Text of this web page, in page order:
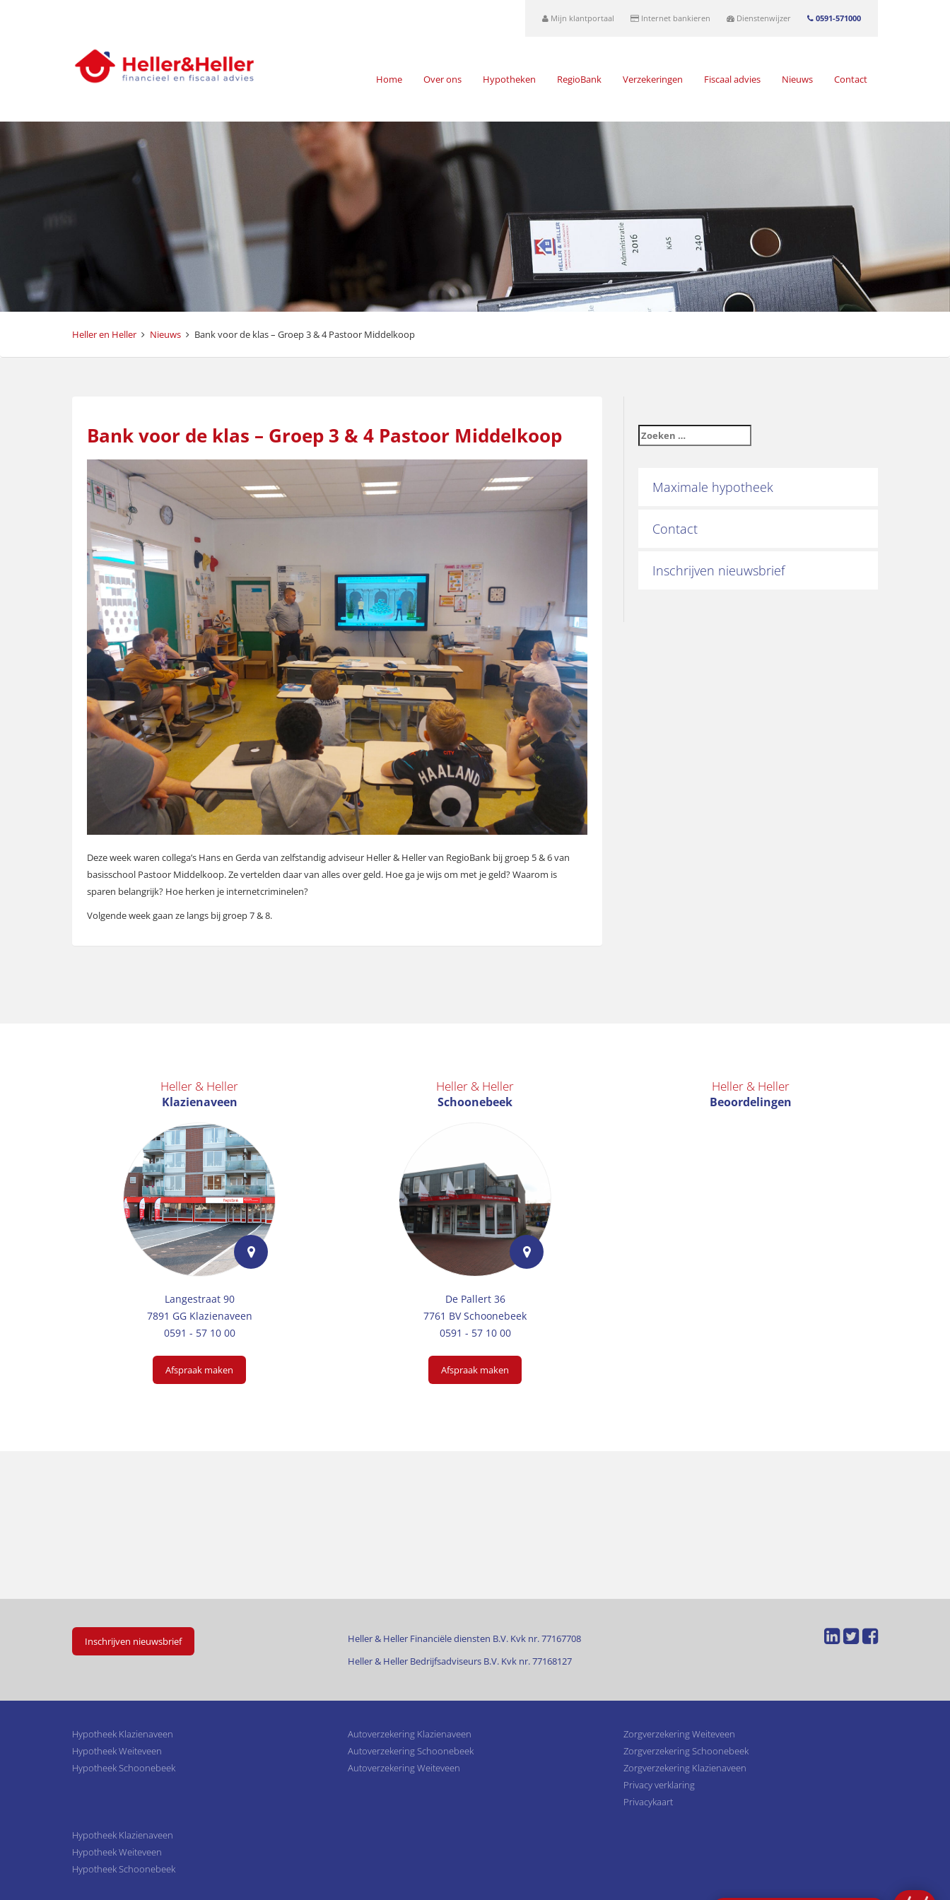
Mijn klantportaal Internet bankieren Dienstenwijzer 0591-571000
Home Over ons Hypotheken RegioBank Verzekeringen Fiscaal advies Nieuws Contact
Heller en Heller Nieuws Bank voor de klas – Groep 3 & 4 Pastoor Middelkoop
Bank voor de klas – Groep 3 & 4 Pastoor Middelkoop
Deze week waren collega’s Hans en Gerda van zelfstandig adviseur Heller & Heller van RegioBank bij groep 5 & 6 van
basisschool Pastoor Middelkoop. Ze vertelden daar van alles over geld. Hoe ga je wijs om met je geld? Waarom is
sparen belangrijk? Hoe herken je internetcriminelen?
Volgende week gaan ze langs bij groep 7 & 8.
Maximale hypotheek
Contact
Inschrijven nieuwsbrief
Heller & Heller
Klazienaveen
Langestraat 90
7891 GG Klazienaveen
0591 - 57 10 00
Afspraak maken
Heller & Heller
Schoonebeek
De Pallert 36
7761 BV Schoonebeek
0591 - 57 10 00
Afspraak maken
Heller & Heller
Beoordelingen
Inschrijven nieuwsbrief
Heller & Heller Financiële diensten B.V. Kvk nr. 77167708
Heller & Heller Bedrijfsadviseurs B.V. Kvk nr. 77168127
Hypotheek Klazienaveen
Hypotheek Weiteveen
Hypotheek Schoonebeek
Autoverzekering Klazienaveen
Autoverzekering Schoonebeek
Autoverzekering Weiteveen
Zorgverzekering Weiteveen
Zorgverzekering Schoonebeek
Zorgverzekering Klazienaveen
Privacy verklaring
Privacykaart
Hypotheek Klazienaveen
Hypotheek Weiteveen
Hypotheek Schoonebeek